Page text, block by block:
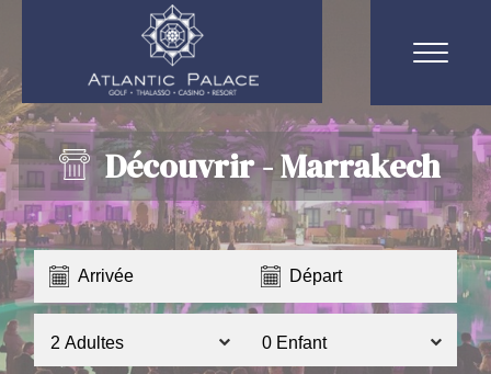
Découvrir - Marrakech
Recherche